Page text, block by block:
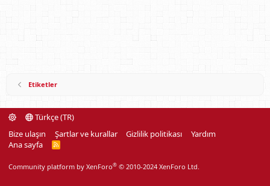
Etiketler
Türkçe (TR)
Bize ulaşın
Şartlar ve kurallar Gizlilik politikası
Yardım
Ana sayfa
R
Community platform by XenForo® © 2010-2024 XenForo Ltd.